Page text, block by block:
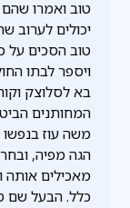
טוב ואמרו
יכולים
טוב הסכים על
ויספר לבתו
בא לסלוצק
המחותנים
משה עוז
הגה מפיה,
מאכילים אותה
כלל. הבעל שם